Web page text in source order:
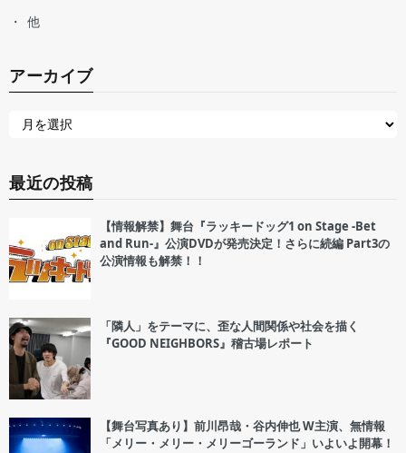
他
アーカイブ
最近の投稿
【情報解禁】舞台『ラッキードッグ1 on Stage -Bet
and Run-』公演DVDが発売決定！さらに続編 Part3の
公演情報も解禁！！
「隣人」をテーマに、歪な人間関係や社会を描く
『GOOD NEIGHBORS』稽古場レポート
【舞台写真あり】前川昂哉・谷内伸也 W主演、無情報
「メリー・メリー・メリーゴーランド」いよいよ開幕！